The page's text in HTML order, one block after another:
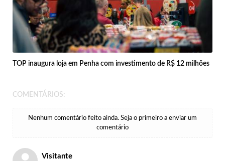
TOP inaugura loja em Penha com investimento de R$ 12 milhões
COMENTÁRIOS:
Nenhum comentário feito ainda. Seja o primeiro a enviar um
comentário
Visitante